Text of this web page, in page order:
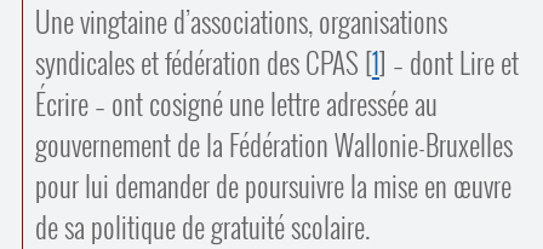
Une vingtaine d’associations, organisations
syndicales et fédération des CPAS [1] – dont Lire et
Écrire – ont cosigné une lettre adressée au
gouvernement de la Fédération Wallonie-Bruxelles
pour lui demander de poursuivre la mise en œuvre
de sa politique de gratuité scolaire.